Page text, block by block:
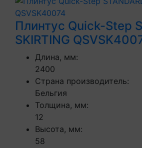
Плинтус Quick-Step
SKIRTING
Длина, мм:
2400
Страна производитель:
Бельгия
Толщина, мм:
12
Высота, мм:
58